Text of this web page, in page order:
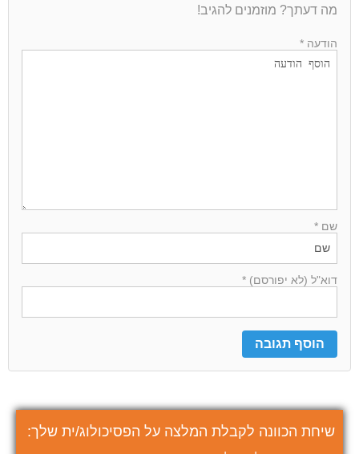
מה דעתך? מוזמנים להגיב!
הודעה *
שם *
דוא"ל (לא יפורסם) *
שיחת הכוונה לקבלת המלצה על הפסיכולוג/ית שלך: